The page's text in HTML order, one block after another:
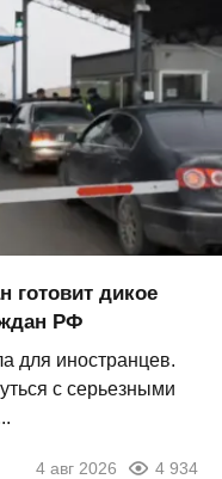
готовит дикое
РФ
для иностранцев.
с серьезными
4 авг 2026 4 934